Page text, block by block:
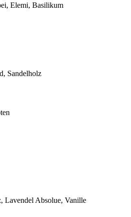
Elemi, Basilikum
Sandelholz
Lavendel Absolue, Vanille